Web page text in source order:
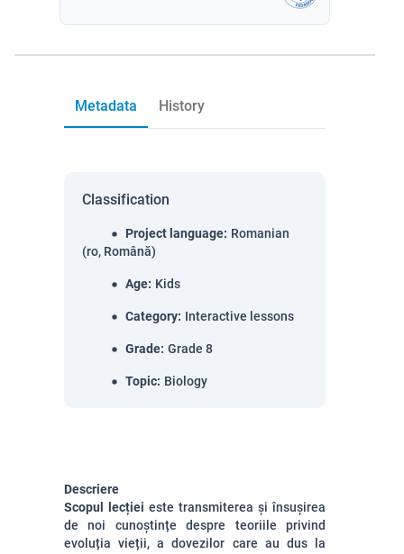
Metadata History
Classification
Project language: Romanian
(ro, Română)
Age: Kids
Category: Interactive lessons
Grade: Grade 8
Topic: Biology
Descriere
Scopul lecției este transmiterea și însușirea
de noi cunoștințe despre teoriile privind
evoluția vieții, a dovezilor care au dus la